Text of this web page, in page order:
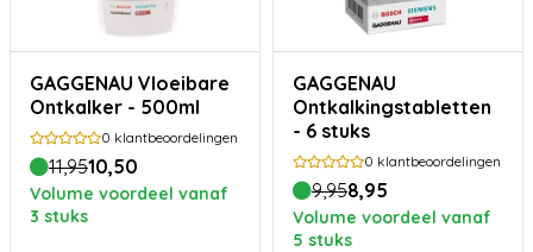
GAGGENAU Vloeibare
Ontkalker - 500ml
0 klantbeoordelingen
11,9510,50
Volume voordeel vanaf
3 stuks
GAGGENAU
Ontkalkingstabletten
- 6 stuks
0 klantbeoordelingen
9,958,95
Volume voordeel vanaf
5 stuks